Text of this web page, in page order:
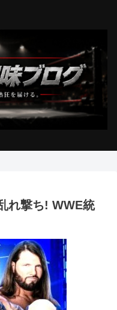
れ撃ち! WWE統